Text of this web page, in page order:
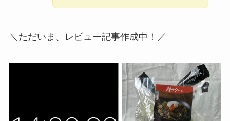
＼ただいま、レビュー記事作成中！／